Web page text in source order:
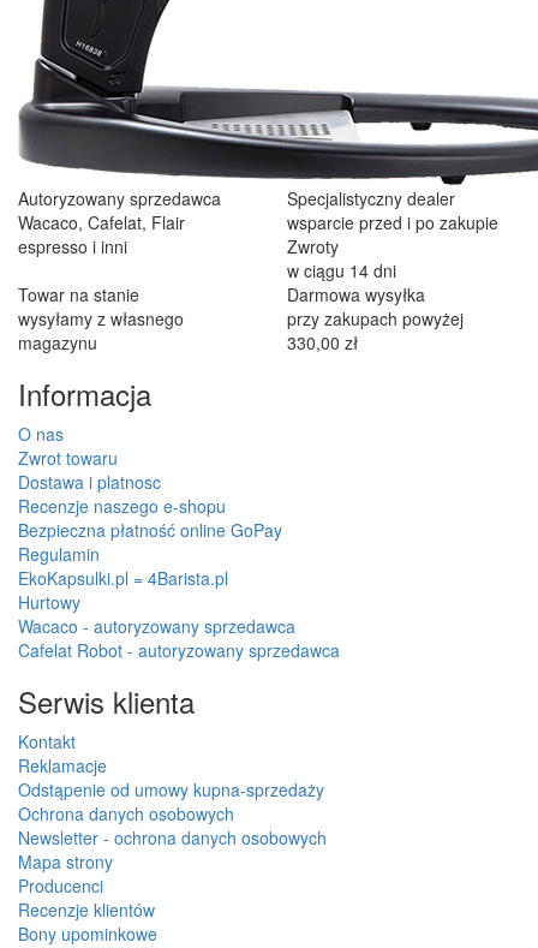
Autoryzowany sprzedawca
Wacaco, Cafelat, Flair
espresso i inni
Specjalistyczny dealer
wsparcie przed i po zakupie
Zwroty
w ciągu 14 dni
Towar na stanie
wysyłamy z własnego
magazynu
Darmowa wysyłka
przy zakupach powyżej
330,00 zł
Informacja
O nas
Zwrot towaru
Dostawa i platnosc
Recenzje naszego e-shopu
Bezpieczna płatność online GoPay
Regulamin
EkoKapsulki.pl = 4Barista.pl
Hurtowy
Wacaco - autoryzowany sprzedawca
Cafelat Robot - autoryzowany sprzedawca
Serwis klienta
Kontakt
Reklamacje
Odstąpenie od umowy kupna-sprzedaży
Ochrona danych osobowych
Newsletter - ochrona danych osobowych
Mapa strony
Producenci
Recenzje klientów
Bony upominkowe